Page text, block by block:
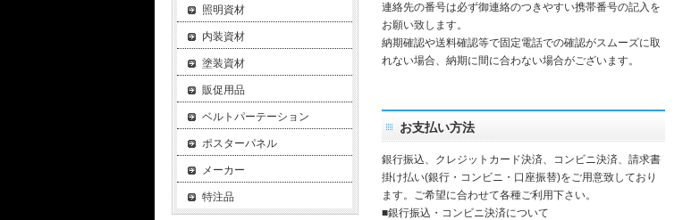
連絡先の番号は必ず御連絡のつきやすい携帯番号の記入を
お願い致します。
納期確認や送料確認等で固定電話での確認がスムーズに取
れない場合、納期に間に合わない場合がございます。
お支払い方法
銀行振込、クレジットカード決済、コンビニ決済、請求書
掛け払い(銀行・コンビニ・口座振替)をご用意致しており
ます。ご希望に合わせて各種ご利用下さい。
■銀行振込・コンビニ決済について
照明資材
内装資材
塗装資材
販促用品
ベルトパーテーション
ポスターパネル
メーカー
特注品